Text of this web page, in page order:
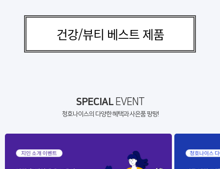
건강/뷰티 베스트 제품
SPECIALEVENT
청호나이스의 다양한 혜택과 사은품 팡팡!